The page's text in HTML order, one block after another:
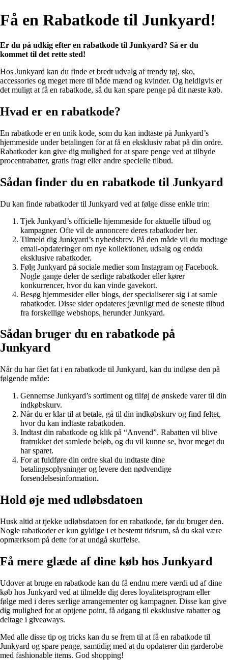
Få en Rabatkode til Junkyard!
Er du på udkig efter en rabatkode til Junkyard? Så er du
kommet til det rette sted!
Hos Junkyard kan du finde et bredt udvalg af trendy tøj, sko,
accessories og meget mere til både mænd og kvinder. Og heldigvis er
det muligt at få en rabatkode, så du kan spare penge på dit næste køb.
Hvad er en rabatkode?
En rabatkode er en unik kode, som du kan indtaste på Junkyard’s
hjemmeside under betalingen for at få en eksklusiv rabat på din ordre.
Rabatkoder kan give dig mulighed for at spare penge ved at tilbyde
procentrabatter, gratis fragt eller andre specielle tilbud.
Sådan finder du en rabatkode til Junkyard
Du kan finde rabatkoder til Junkyard ved at følge disse enkle trin:
Tjek Junkyard’s officielle hjemmeside for aktuelle tilbud og
kampagner. Ofte vil de annoncere deres rabatkoder her.
Tilmeld dig Junkyard’s nyhedsbrev. På den måde vil du modtage
email-opdateringer om nye kollektioner, udsalg og endda
eksklusive rabatkoder.
Følg Junkyard på sociale medier som Instagram og Facebook.
Nogle gange deler de særlige rabatkoder eller kører
konkurrencer, hvor du kan vinde gavekort.
Besøg hjemmesider eller blogs, der specialiserer sig i at samle
rabatkoder. Disse sider opdateres jævnligt med de seneste tilbud
fra forskellige webshops, herunder Junkyard.
Sådan bruger du en rabatkode på
Junkyard
Når du har fået fat i en rabatkode til Junkyard, kan du indløse den på
følgende måde:
Gennemse Junkyard’s sortiment og tilføj de ønskede varer til din
indkøbskurv.
Når du er klar til at betale, gå til din indkøbskurv og find feltet,
hvor du kan indtaste rabatkoden.
Indtast din rabatkode og klik på “Anvend”. Rabatten vil blive
fratrukket det samlede beløb, og du vil kunne se, hvor meget du
har sparet.
For at fuldføre din ordre skal du indtaste dine
betalingsoplysninger og levere den nødvendige
forsendelsesinformation.
Hold øje med udløbsdatoen
Husk altid at tjekke udløbsdatoen for en rabatkode, før du bruger den.
Nogle rabatkoder er kun gyldige i et bestemt tidsrum, så du skal være
opmærksom på dette for at undgå skuffelse.
Få mere glæde af dine køb hos Junkyard
Udover at bruge en rabatkode kan du få endnu mere værdi ud af dine
køb hos Junkyard ved at tilmelde dig deres loyalitetsprogram eller
følge med i deres særlige arrangementer og kampagner. Disse kan give
dig mulighed for at optjene point, få adgang til eksklusive rabatter og
deltage i giveaways.
Med alle disse tip og tricks kan du se frem til at få en rabatkode til
Junkyard og spare penge, samtidig med at du opdaterer din garderobe
med fashionable items. God shopping!